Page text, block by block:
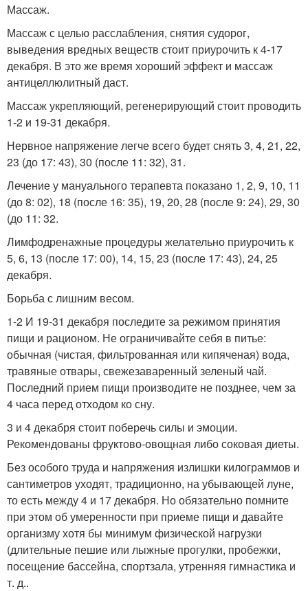
Массаж.
Массаж с целью расслабления, снятия судорог,
выведения вредных веществ стоит приурочить к 4-17
декабря. В это же время хороший эффект и массаж
антицеллюлитный даст.
Массаж укрепляющий, регенерирующий стоит проводить
1-2 и 19-31 декабря.
Нервное напряжение легче всего будет снять 3, 4, 21, 22,
23 (до 17: 43), 30 (после 11: 32), 31.
Лечение у мануального терапевта показано 1, 2, 9, 10, 11
(до 8: 02), 18 (после 16: 35), 19, 20, 28 (после 9: 24), 29, 30
(до 11: 32.
Лимфодренажные процедуры желательно приурочить к
5, 6, 13 (после 17: 00), 14, 15, 23 (после 17: 43), 24, 25
декабря.
Борьба с лишним весом.
1-2 И 19-31 декабря последите за режимом принятия
пищи и рационом. Не ограничивайте себя в питье:
обычная (чистая, фильтрованная или кипяченая) вода,
травяные отвары, свежезаваренный зеленый чай.
Последний прием пищи производите не позднее, чем за
4 часа перед отходом ко сну.
3 и 4 декабря стоит поберечь силы и эмоции.
Рекомендованы фруктово-овощная либо соковая диеты.
Без особого труда и напряжения излишки килограммов и
сантиметров уходят, традиционно, на убывающей луне,
то есть между 4 и 17 декабря. Но обязательно помните
при этом об умеренности при приеме пищи и давайте
организму хотя бы минимум физической нагрузки
(длительные пешие или лыжные прогулки, пробежки,
посещение бассейна, спортзала, утренняя гимнастика и
т. д..